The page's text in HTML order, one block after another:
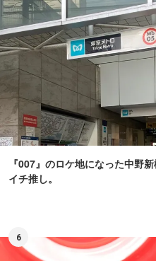
『007』のロケ地になった中野
イチ推し。
6